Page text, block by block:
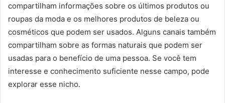
compartilham informações sobre os últimos produtos ou
roupas da moda e os melhores produtos de beleza ou
cosméticos que podem ser usados. Alguns canais também
compartilham sobre as formas naturais que podem ser
usadas para o benefício de uma pessoa. Se você tem
interesse e conhecimento suficiente nesse campo, pode
explorar esse nicho.